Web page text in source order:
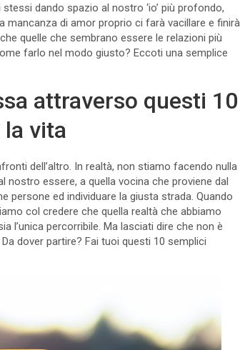
dando spazio al nostro ‘io’ più profondo,
di amor proprio ci farà vacillare e finirà
quelle che sembrano essere le relazioni più
farlo nel modo giusto? Eccoti una semplice
attraverso questi 10
vita
dell’altro. In realtà, non stiamo facendo nulla
essere, a quella vocina che proviene dal
ed individuare la giusta strada. Quando
col credere che quella realtà che abbiamo
l’unica percorribile. Ma lasciati dire che non è
dover partire? Fai tuoi questi 10 semplici